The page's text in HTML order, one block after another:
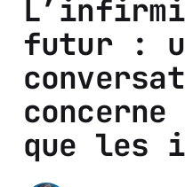
futur :
que les